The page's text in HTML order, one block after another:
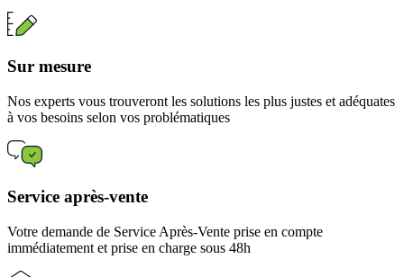
Sur mesure
Nos experts vous trouveront les solutions les plus justes et adéquates
à vos besoins selon vos problématiques
Service après-vente
Votre demande de Service Après-Vente prise en compte
immédiatement et prise en charge sous 48h